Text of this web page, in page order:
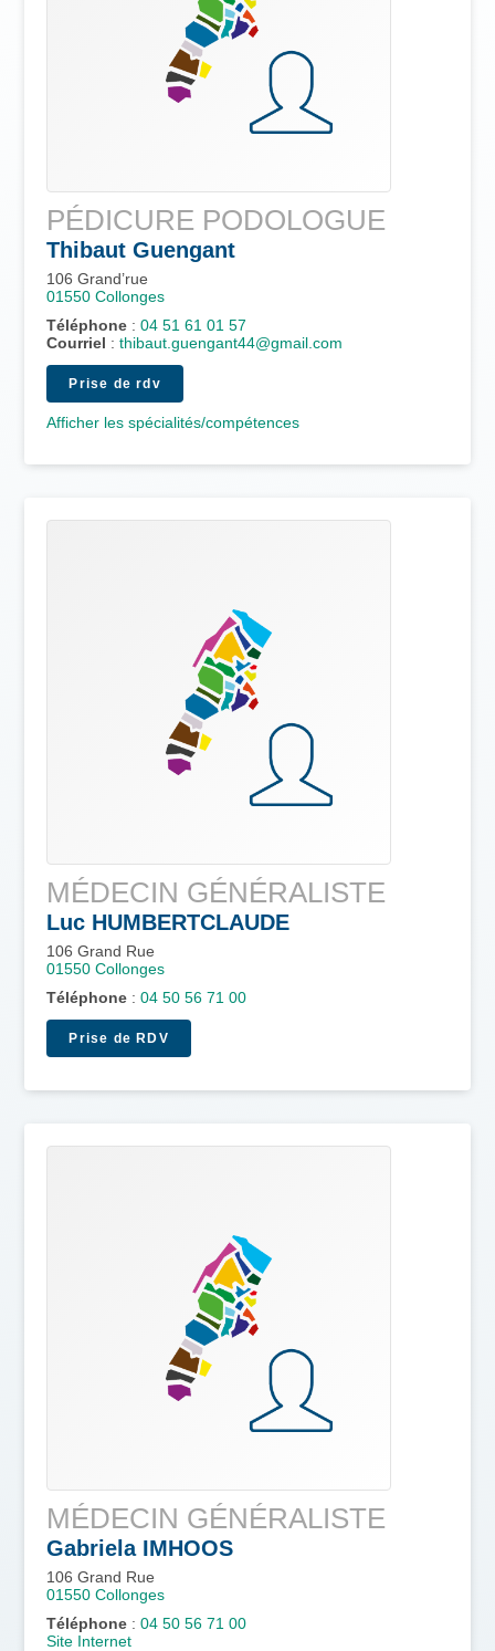
PÉDICURE PODOLOGUE
Thibaut Guengant
106 Grand’rue
01550 Collonges
Téléphone : 04 51 61 01 57
Courriel : thibaut.guengant44@gmail.com
Prise de rdv
Afficher les spécialités/compétences
MÉDECIN GÉNÉRALISTE
Luc HUMBERTCLAUDE
106 Grand Rue
01550 Collonges
Téléphone : 04 50 56 71 00
Prise de RDV
MÉDECIN GÉNÉRALISTE
Gabriela IMHOOS
106 Grand Rue
01550 Collonges
Téléphone : 04 50 56 71 00
Site Internet